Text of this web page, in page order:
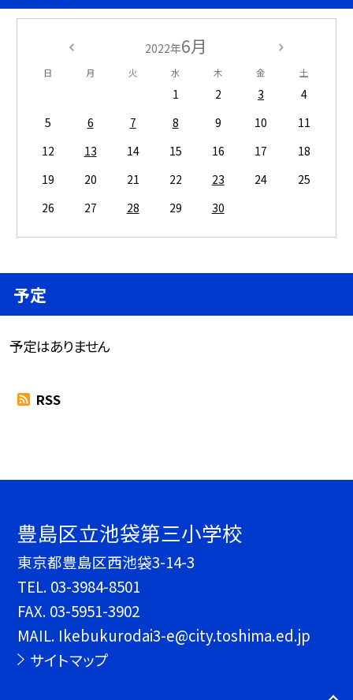
2022年6月
日 月 火 水 木 金 土
1 2 3
4
5
6 7 8 9 10
11
12
13 14 15 16 17
18
19
20 21 22 23 24
25
26
27 28 29 30
予定
予定はありません
RSS
豊島区立池袋第三小学校
東京都豊島区西池袋3-14-3
TEL. 03-3984-8501
FAX. 03-5951-3902
MAIL. Ikebukurodai3-e@city.toshima.ed.jp
サイトマップ